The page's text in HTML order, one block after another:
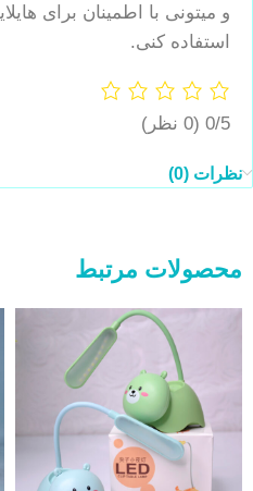
و میتونی با اطمینان برای
استفاده کنی.
0/5 (0 نظر)
نظرات (0)
محصولات مرتبط